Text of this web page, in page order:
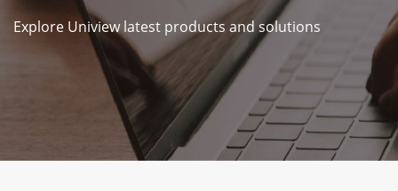
Explore Uniview latest products and solutions